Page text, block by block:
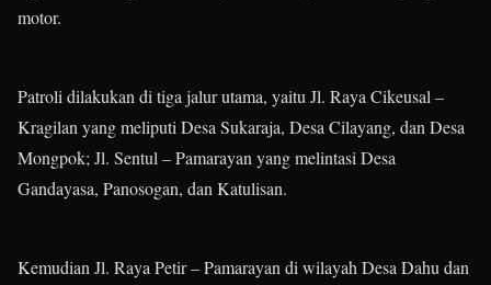
motor.
Patroli dilakukan di tiga jalur utama, yaitu Jl. Raya Cikeusal –
Kragilan yang meliputi Desa Sukaraja, Desa Cilayang, dan Desa
Mongpok; Jl. Sentul – Pamarayan yang melintasi Desa
Gandayasa, Panosogan, dan Katulisan.
Kemudian Jl. Raya Petir – Pamarayan di wilayah Desa Dahu dan